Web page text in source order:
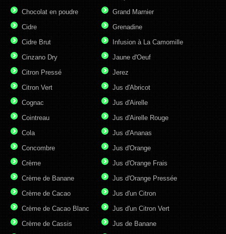
Chocolat en poudre
Cidre
Cidre Brut
Cinzano Dry
Citron Pressé
Citron Vert
Cognac
Cointreau
Cola
Concombre
Crème
Crème de Banane
Crème de Cacao
Crème de Cacao Blanc
Crème de Cassis
Grand Marnier
Grenadine
Infusion à La Camomille
Jaune d'Oeuf
Jerez
Jus d'Abricot
Jus d'Airelle
Jus d'Airelle Rouge
Jus d'Ananas
Jus d'Orange
Jus d'Orange Frais
Jus d'Orange Pressée
Jus d'un Citron
Jus d'un Citron Vert
Jus de Banane